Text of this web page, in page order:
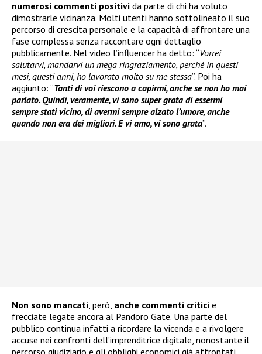
numerosi commenti positivi da parte di chi ha voluto
dimostrarle vicinanza. Molti utenti hanno sottolineato il suo
percorso di crescita personale e la capacità di affrontare una
fase complessa senza raccontare ogni dettaglio
pubblicamente. Nel video l’influencer ha detto: “Vorrei
salutarvi, mandarvi un mega ringraziamento, perché in questi
mesi, questi anni, ho lavorato molto su me stessa”. Poi ha
aggiunto: “Tanti di voi riescono a capirmi, anche se non ho mai
parlato. Quindi, veramente, vi sono super grata di essermi
sempre stati vicino, di avermi sempre alzato l’umore, anche
quando non era dei migliori. E vi amo, vi sono grata”.
Non sono mancati, però, anche commenti critici e
frecciate legate ancora al Pandoro Gate. Una parte del
pubblico continua infatti a ricordare la vicenda e a rivolgere
accuse nei confronti dell’imprenditrice digitale, nonostante il